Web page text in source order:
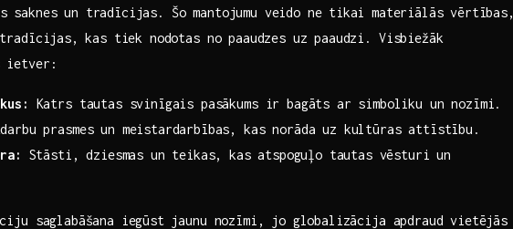
saknes ‌un tradīcijas. ​Šo mantojumu veido ne ⁤tikai ⁣materiālās vērtības,
kas tiek nodotas​ no ​paaudzes‍ uz paaudzi. ‍Visbiežāk
ietver:
Katrs ‌tautas svinīgais pasākums ir bagāts ar simboliku un nozīmi.
prasmes un meistardarbības, kas ​norāda uz kultūras attīstību.
Stāsti, dziesmas un teikas,⁢ kas atspoguļo tautas vēsturi un⁤
saglabāšana‌ iegūst ⁢jaunu nozīmi, jo globalizācija apdraud vietējās